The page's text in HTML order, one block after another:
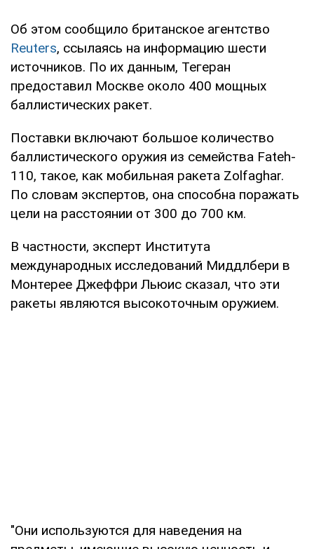
Об этом сообщило британское агентство
Reuters, ссылаясь на информацию шести
источников. По их данным, Тегеран
предоставил Москве около 400 мощных
баллистических ракет.
Поставки включают большое количество
баллистического оружия из семейства Fateh-
110, такое, как мобильная ракета Zolfaghar.
По словам экспертов, она способна поражать
цели на расстоянии от 300 до 700 км.
В частности, эксперт Института
международных исследований Миддлбери в
Монтерее Джеффри Льюис сказал, что эти
ракеты являются высокоточным оружием.
"Они используются для наведения на